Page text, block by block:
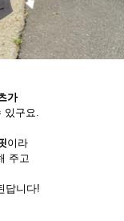
가
구요.
이라
주고
답니다!